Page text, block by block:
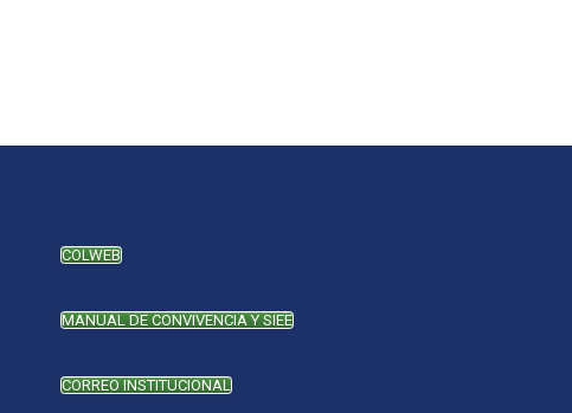
COLWEB
MANUAL DE CONVIVENCIA Y SIEE
CORREO INSTITUCIONAL